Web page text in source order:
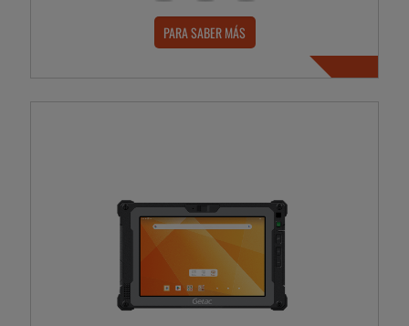
PARA SABER MÁS